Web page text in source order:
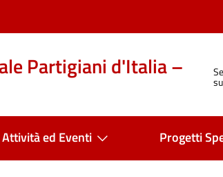
Partigiani d'Italia –
su
Attività ed Eventi Progetti